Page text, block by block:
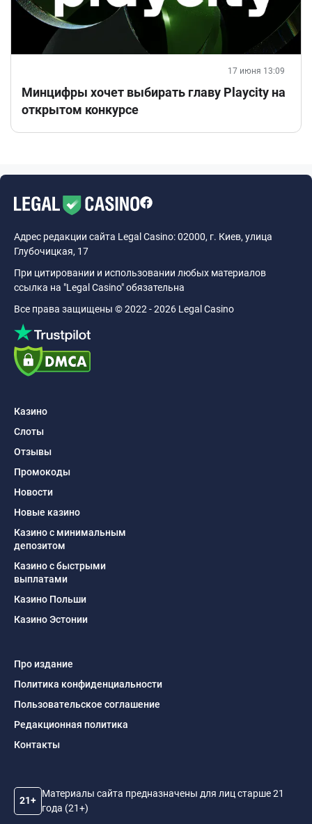
17 июня 13:09
Минцифры хочет выбирать главу Playcity на
открытом конкурсе
Адрес редакции сайта Legal Casino: 02000, г. Киев, улица
Глубочицкая, 17
При цитировании и использовании любых материалов
ссылка на "Legal Casino" обязательна
Все права защищены © 2022 - 2026 Legal Casino
Казино
Слоты
Отзывы
Промокоды
Новости
Новые казино
Казино с минимальным
депозитом
Казино с быстрыми
выплатами
Казино Польши
Казино Эстонии
Про издание
Политика конфиденциальности
Пользовательское соглашение
Редакционная политика
Контакты
21+
Материалы сайта предназначены для лиц старше 21
года (21+)